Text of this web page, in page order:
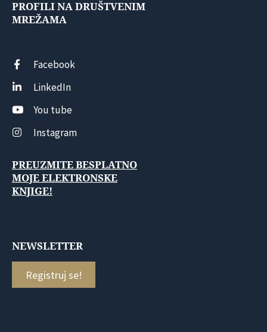
PROFILI NA DRUŠTVENIM
MREŽAMA
Facebook
LinkedIn
You tube
Instagram
PREUZMITE BESPLATNO
MOJE ELEKTRONSKE
KNJIGE!
NEWSLETTER
Registruj se!